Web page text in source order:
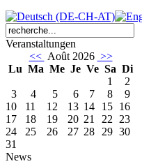
Veranstaltungen
<< Août 2026 >>
Lu Ma Me Je Ve Sa Di
1
2
3
4 5 6 7 8
9
10
11 12 13 14 15 16
17
18 19 20 21 22 23
24
25 26 27 28 29 30
31
News